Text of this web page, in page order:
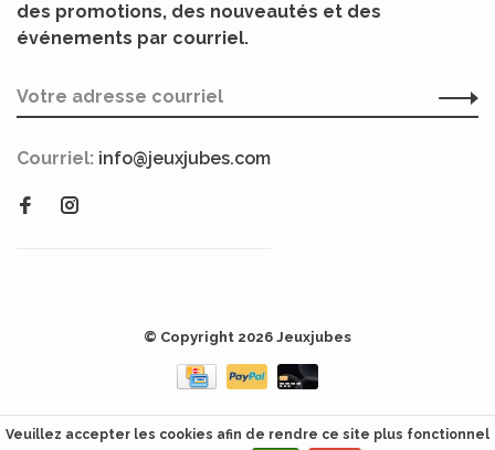
des promotions, des nouveautés et des
événements par courriel.
Courriel: info@jeuxjubes.com
© Copyright 2026 Jeuxjubes
Veuillez accepter les cookies afin de rendre ce site plus fonctionnel